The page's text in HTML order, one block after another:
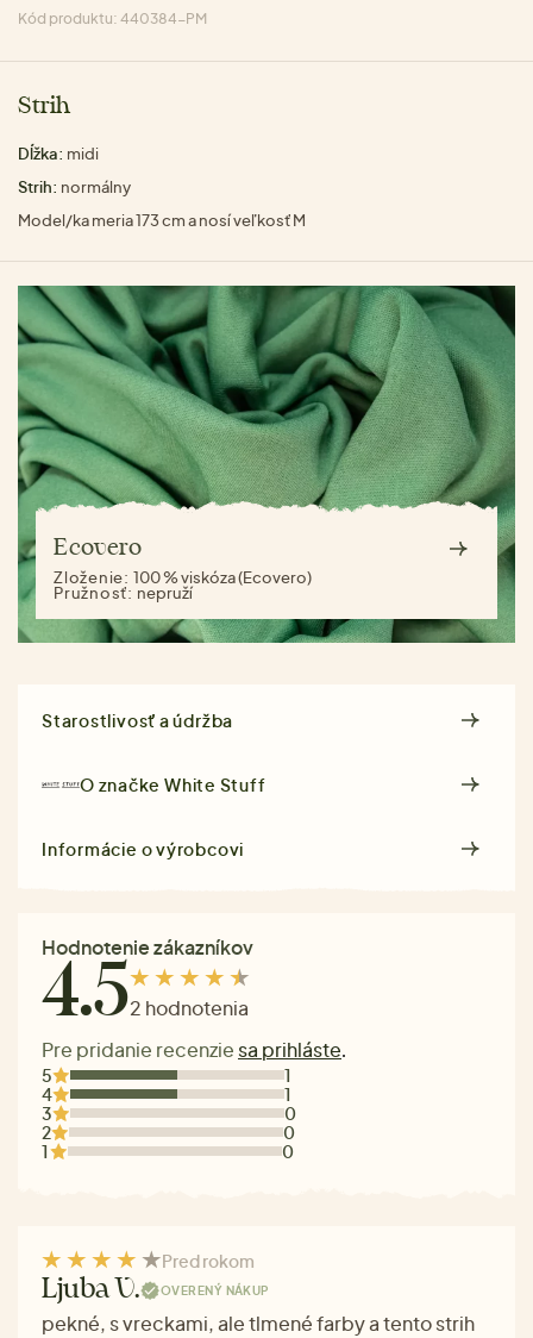
Kód produktu: 440384-PM
Strih
Dĺžka: midi
Strih: normálny
Model/ka meria 173 cm a nosí veľkosť M
Ecovero
Zloženie: 100 % viskóza (Ecovero)
Pružnosť: nepruží
Starostlivosť a údržba
O značkeWhite Stuff
Informácie o výrobcovi
Hodnotenie zákazníkov
4.52 hodnotenia
Pre pridanie recenzie sa prihláste.
5
1
4
1
3
0
2
0
1
0
Pred rokom
Ljuba V. OVERENÝ NÁKUP
pekné, s vreckami, ale tlmené farby a tento strih